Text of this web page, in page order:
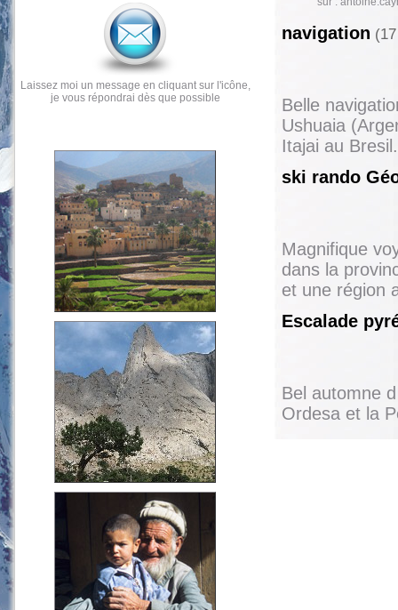
Laissez moi un message en cliquant sur l'icône,
je vous répondrai dès que possible
navigation
Belle
Ushuaia
Itajai au
ski rando
Magnifique
dans la
et une région
Escalade
Bel automne
Ordesa et la